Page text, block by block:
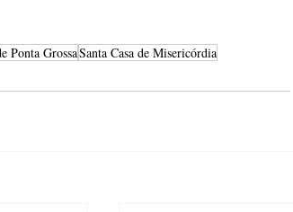
Ponta GrossaSanta Casa de Misericórdia